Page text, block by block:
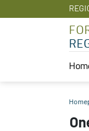
Oneri istruttori -